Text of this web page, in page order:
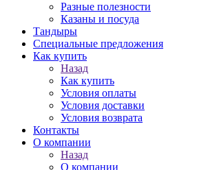
Разные полезности
Казаны и посуда
Тандыры
Специальные предложения
Как купить
Назад
Как купить
Условия оплаты
Условия доставки
Условия возврата
Контакты
О компании
Назад
О компании